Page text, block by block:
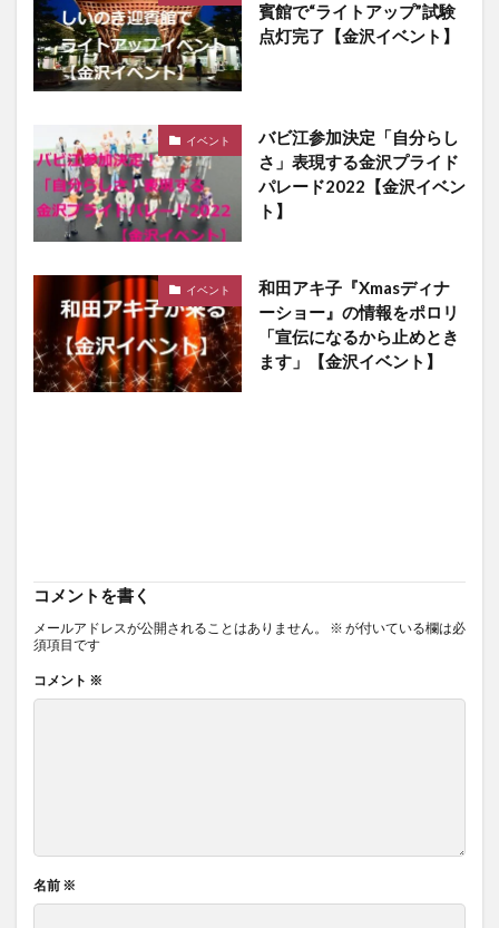
賓館で“ライトアップ”試験
点灯完了【金沢イベント】
イベント
バビ江参加決定「自分らし
さ」表現する金沢プライド
パレード2022【金沢イベン
ト】
イベント
和田アキ子『Xmasディナ
ーショー』の情報をポロリ
「宣伝になるから止めとき
ます」【金沢イベント】
コメントを書く
メールアドレスが公開されることはありません。 ※ が付いている欄は必
須項目です
コメント ※
名前 ※